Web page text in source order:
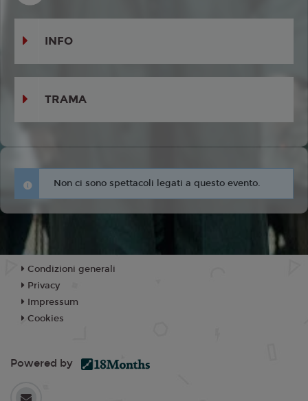
INFO
TRAMA
Non ci sono spettacoli legati a questo evento.
Condizioni generali
Privacy
Impressum
Cookies
Powered by